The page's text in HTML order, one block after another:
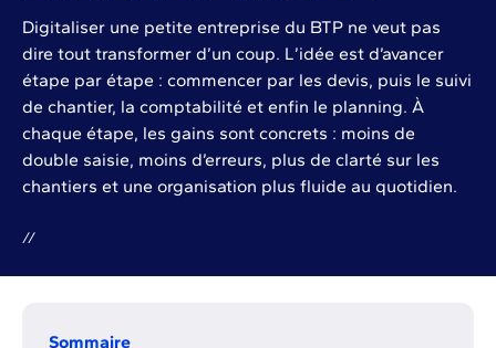
Digitaliser une petite entreprise du BTP ne veut pas
dire tout transformer d’un coup. L’idée est d’avancer
étape par étape : commencer par les devis, puis le suivi
de chantier, la comptabilité et enfin le planning. À
chaque étape, les gains sont concrets : moins de
double saisie, moins d’erreurs, plus de clarté sur les
chantiers et une organisation plus fluide au quotidien.
//
Sommaire